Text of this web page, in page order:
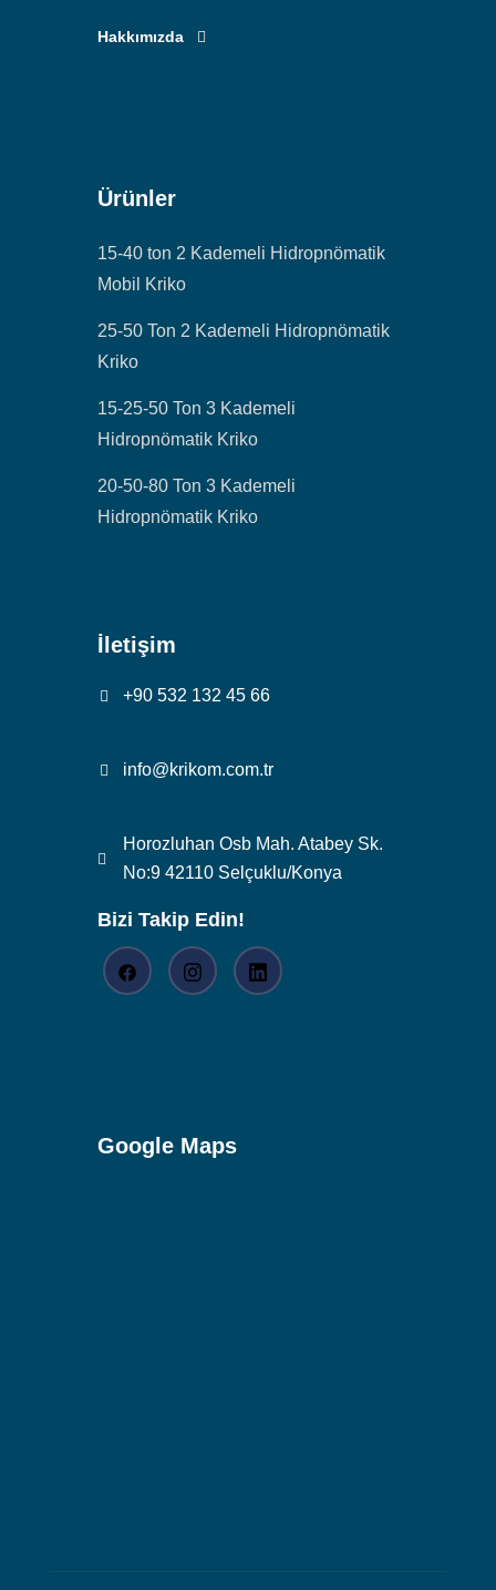
Hakkımızda
Ürünler
15-40 ton 2 Kademeli Hidropnömatik
Mobil Kriko
25-50 Ton 2 Kademeli Hidropnömatik
Kriko
15-25-50 Ton 3 Kademeli
Hidropnömatik Kriko
20-50-80 Ton 3 Kademeli
Hidropnömatik Kriko
İletişim
+90 532 132 45 66
info@krikom.com.tr
Horozluhan Osb Mah. Atabey Sk.
No:9 42110 Selçuklu/Konya
Bizi Takip Edin!
Google Maps